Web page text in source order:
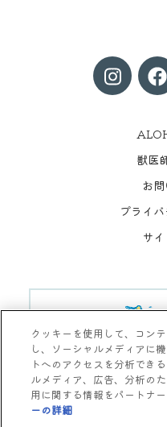
獣医
お
プライ
サ
Copyright © Aso
クッキーを使用して、コン
し、ソーシャルメディアに
トへのアクセスを分析でき
ルメディア、広告、分析の
用に関する情報をパートナー
ーの詳細